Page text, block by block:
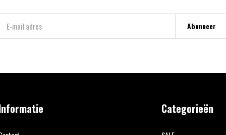
Abonneer
Categorieën